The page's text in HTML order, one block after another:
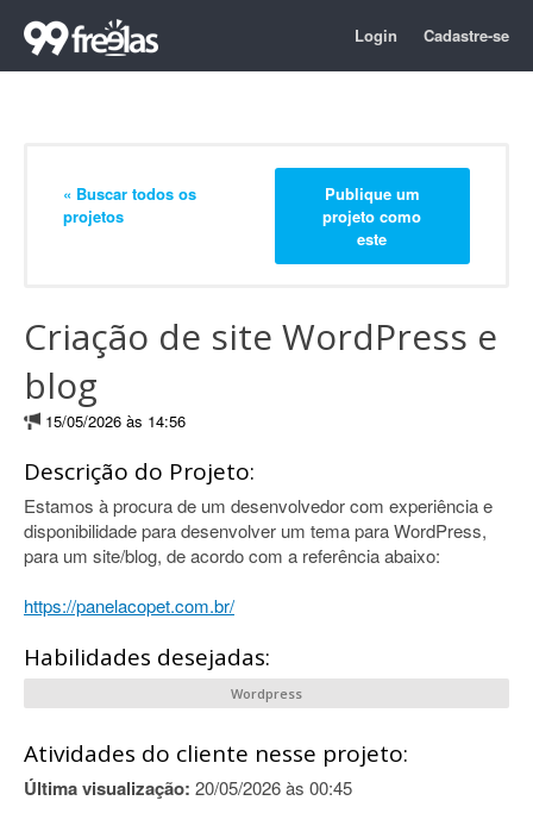
Login Cadastre-se
« Buscar todos os
projetos
Publique um
projeto como
este
Criação de site WordPress e
blog
15/05/2026 às 14:56
Descrição do Projeto:
Estamos à procura de um desenvolvedor com experiência e
disponibilidade para desenvolver um tema para WordPress,
para um site/blog, de acordo com a referência abaixo:
https://panelacopet.com.br/
Habilidades desejadas:
Wordpress
Atividades do cliente nesse projeto:
Última visualização: 20/05/2026 às 00:45